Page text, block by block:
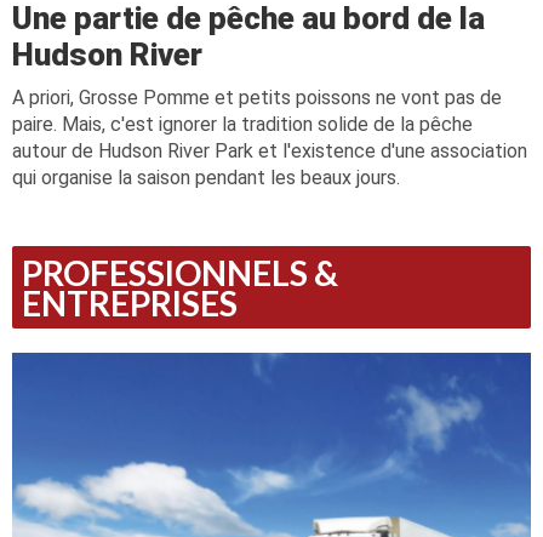
Une partie de pêche au bord de la
Hudson River
A priori, Grosse Pomme et petits poissons ne vont pas de
paire. Mais, c'est ignorer la tradition solide de la pêche
autour de Hudson River Park et l'existence d'une association
qui organise la saison pendant les beaux jours.
PROFESSIONNELS &
ENTREPRISES